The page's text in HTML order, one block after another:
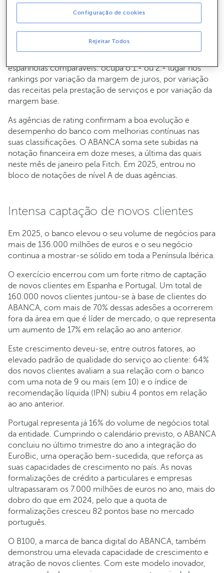
negócio de financiamento como na prestação de
serviços; e ROTE de 15,1%, superior ao intervalo esperado
A entidade bancária alcançou nos resultados recorrentes
espanholas comparáveis: ocupa o 1.º ou 2.º lugar nos
rankings por variação da margem de juros, por variação
das receitas pela prestação de serviços e por variação da
margem base.
As agências de rating confirmam a boa evolução e
desempenho do banco com melhorias contínuas nas
suas classificações. O ABANCA soma sete subidas na
notação financeira em doze meses, a última das quais
neste mês de janeiro pela Fitch. Em 2025, entrou no
bloco de notações de nível A de duas agências.
Intensa captação de novos clientes
Em 2025, o banco elevou o seu volume de negócios para
mais de 136.000 milhões de euros e o seu negócio
continua a mostrar-se sólido em toda a Península Ibérica.
O exercício encerrou com um forte ritmo de captação
de novos clientes em Espanha e Portugal. Um total de
160.000 novos clientes juntou-se à base de clientes do
ABANCA, com mais de 70% dessas adesões a ocorrerem
fora da área em que é líder de mercado, o que representa
um aumento de 17% em relação ao ano anterior.
Este crescimento deveu-se, entre outros fatores, ao
elevado padrão de qualidade do serviço ao cliente: 64%
dos novos clientes avaliam a sua relação com o banco
com uma nota de 9 ou mais (em 10) e o índice de
recomendação líquida (IPN) subiu 4 pontos em relação
ao ano anterior.
Portugal representa já 16% do volume de negócios total
da entidade. Cumprindo o calendário previsto, o ABANCA
concluiu no último trimestre do ano a integração do
EuroBic, uma operação bem-sucedida, que reforça as
suas capacidades de crescimento no país. As novas
formalizações de crédito a particulares e empresas
ultrapassaram os 7.000 milhões de euros no ano, mais do
dobro do que em 2024, pelo que a quota de
formalizações cresceu 82 pontos base no mercado
português.
O B100, a marca de banca digital do ABANCA, também
demonstrou uma elevada capacidade de crescimento e
atração de novos clientes. Com este modelo inovador,
Rejeitar Todos
Configuração de cookies